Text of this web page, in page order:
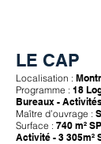
LE CAP
Localisation :
Programme : 18
Bureaux -
Maître d’ouvrage :
Surface : 740 m²
Activité - 3 305m²